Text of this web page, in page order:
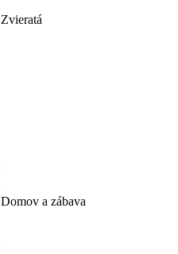
Zvieratá
Domov a zábava